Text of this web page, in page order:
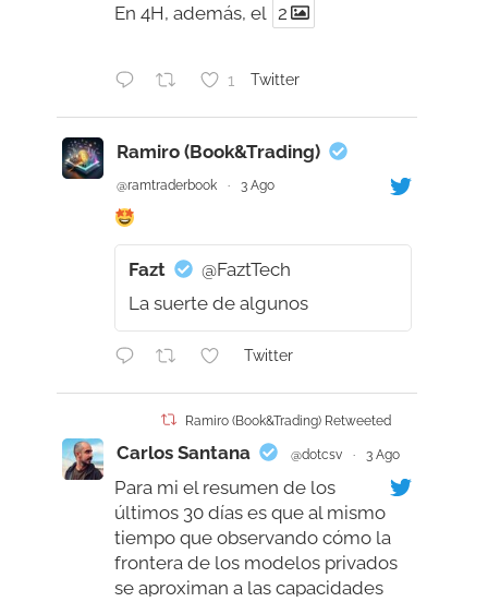
En 4H, además, el
2
1 Twitter
Ramiro (Book&Trading)
@ramtraderbook · 3 Ago
Fazt
@FaztTech
La suerte de algunos
Twitter
Ramiro (Book&Trading) Retweeted
Carlos Santana @dotcsv · 3 Ago
Para mi el resumen de los
últimos 30 días es que al mismo
tiempo que observando cómo la
frontera de los modelos privados
se aproximan a las capacidades